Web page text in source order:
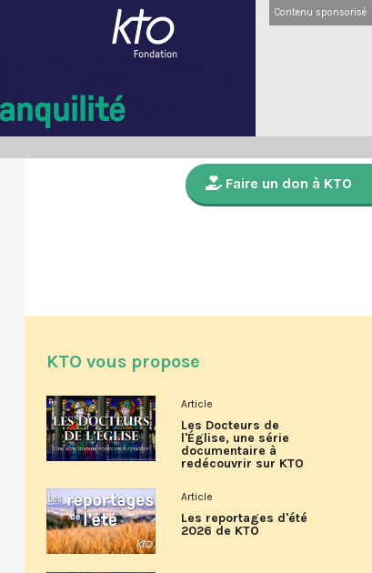
Contenu sponsorisé
Faire un don à KTO
KTO vous propose
Article
Les Docteurs de
l'Église, une série
documentaire à
redécouvrir sur KTO
Article
Les reportages d'été
2026 de KTO